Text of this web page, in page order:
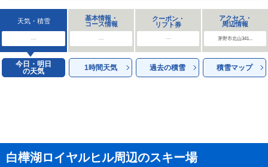
天気・積雪
---
基本情報・
コース情報
---
クーポン・
リフト券
---
アクセス・
周辺情報
茅野市北山341...
今日・明日
の天気
1時間天気 過去の積雪 積雪マップ
白樺湖ロイヤルヒル周辺のスキー場